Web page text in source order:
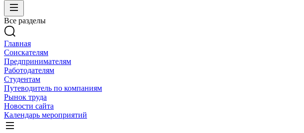
Все разделы
Главная
Соискателям
Предпринимателям
Работодателям
Студентам
Путеводитель по компаниям
Рынок труда
Новости сайта
Календарь мероприятий